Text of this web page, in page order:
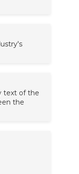
text of the
the